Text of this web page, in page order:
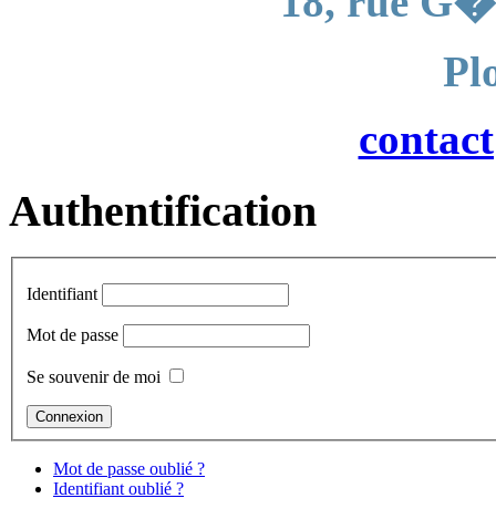
Authentification
Identifiant
Mot de passe
Se souvenir de moi
Mot de passe oublié ?
Identifiant oublié ?